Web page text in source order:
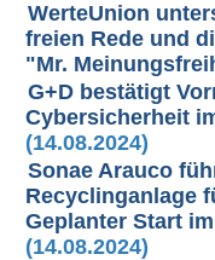
WerteUnion
freien Rede und
"Mr.
G+D bestätigt
Cybersicherheit
(14.08.2024)
Sonae Arauco
Recyclinganlage
Geplanter Start
(14.08.2024)